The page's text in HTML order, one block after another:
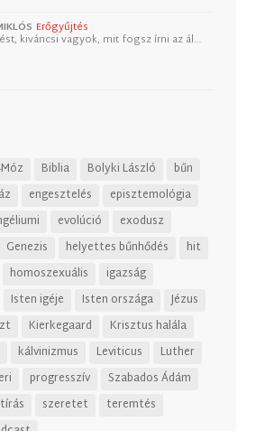
Erőgyűjtés
kiváncsi vagyok, mit fogsz írni az ál…
Biblia Bolyki László
bűn
engesztelés
episztemológia
evolúció
exodusz
Genezis helyettes bűnhődés
hit
homoszexuális
igazság
Isten igéje Isten országa
Jézus
Kierkegaard
Krisztus halála
kálvinizmus Leviticus
Luther
progresszív
Szabados Ádám
szeretet
teremtés